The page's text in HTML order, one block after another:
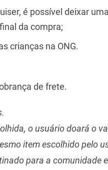
é possível deixar uma
da compra;
crianças na ONG.
de frete.
o usuário doará o
item escolhido pelo
para a comunidade